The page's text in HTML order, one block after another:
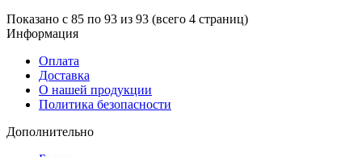
Показано с 85 по 93 из 93 (всего 4 страниц)
Информация
Оплата
Доставка
О нашей продукции
Политика безопасности
Дополнительно